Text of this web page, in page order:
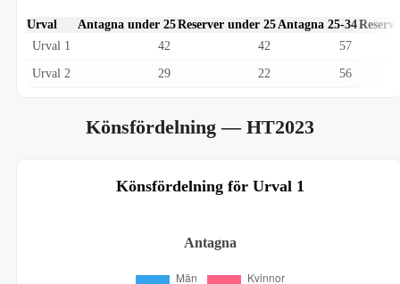
Urval Antagna under 25Reserver under 25 Antagna 25-34
Urval 1
42 42 57
Urval 2 29 22 56
Könsfördelning— HT2023
Könsfördelning för Urval 1
Antagna